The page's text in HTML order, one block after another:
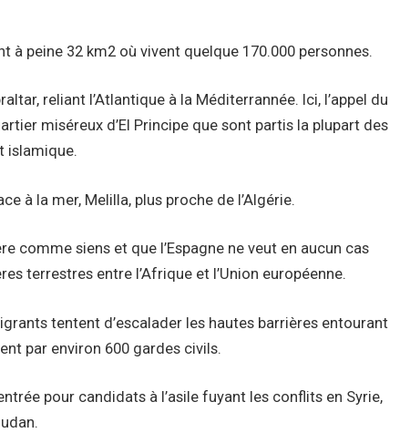
à peine 32 km2 où vivent quelque 170.000 personnes.
reliant l’Atlantique à la Méditerrannée. Ici, l’appel du
miséreux d’El Principe que sont partis la plupart des
islamique.
à la mer, Melilla, plus proche de l’Algérie.
comme siens et que l’Espagne ne veut en aucun cas
terrestres entre l’Afrique et l’Union européenne.
tentent d’escalader les hautes barrières entourant
par environ 600 gardes civils.
pour candidats à l’asile fuyant les conflits en Syrie,